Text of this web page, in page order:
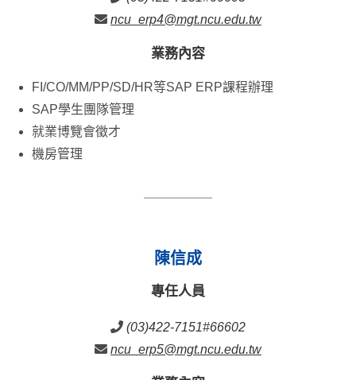
ncu_erp4@mgt.ncu.edu.tw
業務內容
FI/CO/MM/PP/SD/HR等SAP ERP課程辦理
SAP學生團隊管理
就業博覽會徵才
機房管理
陳信成
專任人員
(03)422-7151#66602
ncu_erp5@mgt.ncu.edu.tw